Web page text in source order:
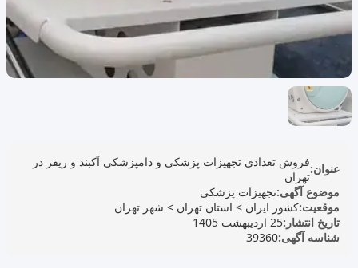
عنوان:فروش تعدادی تجهیزات پزشکی و دامپزشکی آکبند و ریفر در
تهران
موضوع آگهی:تجهیزات پزشکی
موقعیت:کشور ایران > استان تهران > شهر تهران
تاریخ انتشار:25 اردیبهشت 1405
شناسه آگهی:39360